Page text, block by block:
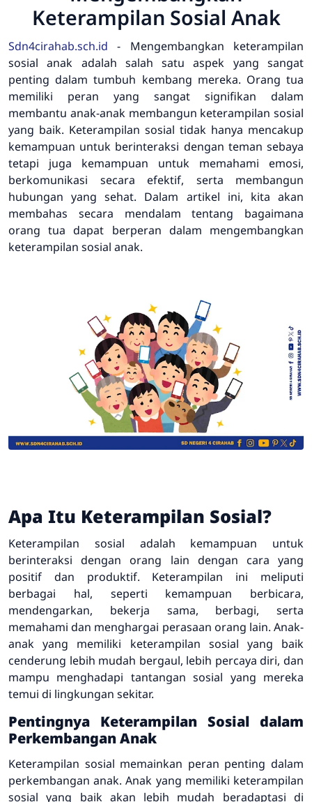
Keterampilan Sosial Anak
Sdn4cirahab.sch.id - Mengembangkan keterampilan
sosial anak adalah salah satu aspek yang sangat
penting dalam tumbuh kembang mereka. Orang tua
memiliki peran yang sangat signifikan dalam
membantu anak-anak membangun keterampilan sosial
yang baik. Keterampilan sosial tidak hanya mencakup
kemampuan untuk berinteraksi dengan teman sebaya
tetapi juga kemampuan untuk memahami emosi,
berkomunikasi secara efektif, serta membangun
hubungan yang sehat. Dalam artikel ini, kita akan
membahas secara mendalam tentang bagaimana
orang tua dapat berperan dalam mengembangkan
keterampilan sosial anak.
Apa Itu Keterampilan Sosial?
Keterampilan sosial adalah kemampuan untuk
berinteraksi dengan orang lain dengan cara yang
positif dan produktif. Keterampilan ini meliputi
berbagai hal, seperti kemampuan berbicara,
mendengarkan, bekerja sama, berbagi, serta
memahami dan menghargai perasaan orang lain. Anak-
anak yang memiliki keterampilan sosial yang baik
cenderung lebih mudah bergaul, lebih percaya diri, dan
mampu menghadapi tantangan sosial yang mereka
temui di lingkungan sekitar.
Pentingnya Keterampilan Sosial dalam
Perkembangan Anak
Keterampilan sosial memainkan peran penting dalam
perkembangan anak. Anak yang memiliki keterampilan
sosial yang baik akan lebih mudah beradaptasi di